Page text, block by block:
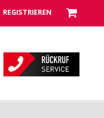
REGISTRIEREN